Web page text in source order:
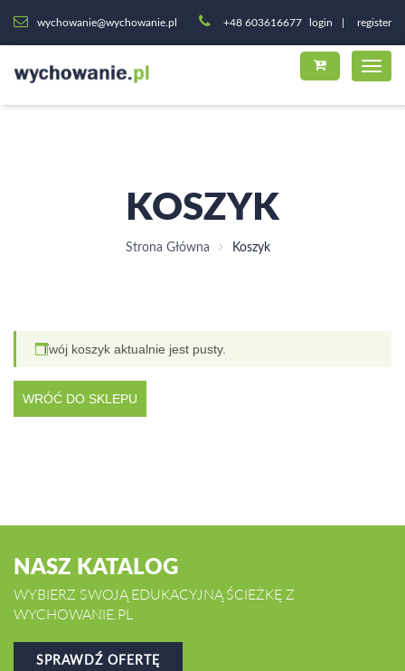
wychowanie@wychowanie.pl +48 603616677 login register
KOSZYK
Strona Główna Koszyk
Twój koszyk aktualnie jest pusty.
WRÓĆ DO SKLEPU
NASZ KATALOG
WYBIERZ SWOJĄ EDUKACYJNĄ ŚCIEŻKĘ Z
WYCHOWANIE.PL
SPRAWDŹ OFERTĘ